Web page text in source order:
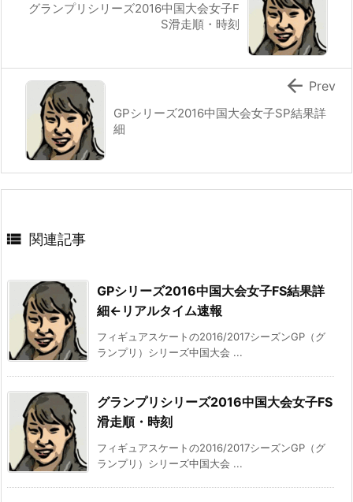
グランプリシリーズ2016中国大会女子F
S滑走順・時刻
GPシリーズ2016中国大会女子SP結果詳
細
 Prev
 関連記事
GPシリーズ2016中国大会女子FS結果詳
細←リアルタイム速報
フィギュアスケートの2016/2017シーズンGP（グ
ランプリ）シリーズ中国大会 ...
グランプリシリーズ2016中国大会女子FS
滑走順・時刻
フィギュアスケートの2016/2017シーズンGP（グ
ランプリ）シリーズ中国大会 ...